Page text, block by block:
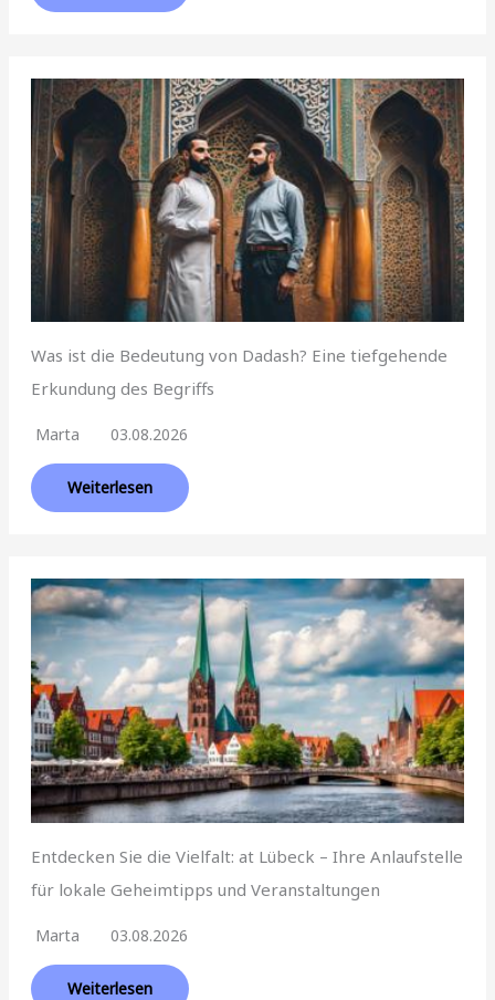
Was ist die Bedeutung von Dadash? Eine tiefgehende
Erkundung des Begriffs
Marta 03.08.2026
Weiterlesen
Entdecken Sie die Vielfalt: at Lübeck – Ihre Anlaufstelle
für lokale Geheimtipps und Veranstaltungen
Marta 03.08.2026
Weiterlesen